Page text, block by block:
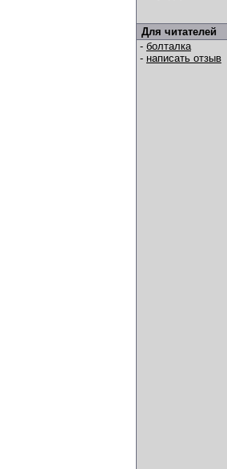
Для читателей
- болталка
- написать отзыв